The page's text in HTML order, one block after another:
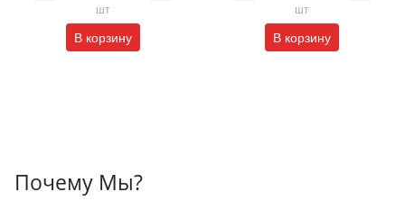
шт
В корзину
шт
В корзину
Почему Мы?